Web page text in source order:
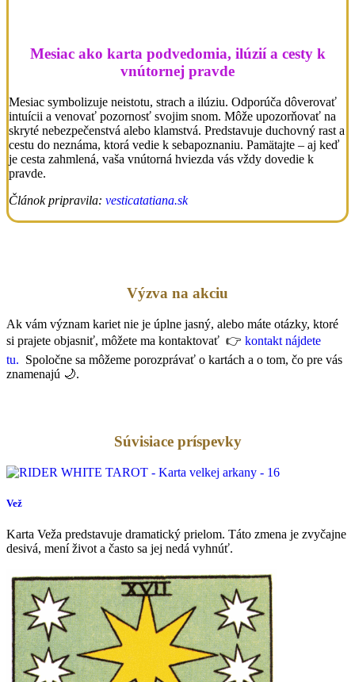
Mesiac ako karta podvedomia, ilúzií a cesty k
vnútornej pravde
Mesiac symbolizuje neistotu, strach a ilúziu. Odporúča dôverovať
intuícii a venovať pozornosť svojim snom. Môže upozorňovať na
skryté nebezpečenstvá alebo klamstvá. Predstavuje duchovný rast a
cestu do neznáma, ktorá vedie k sebapoznaniu. Pamätajte – aj keď
je cesta zahmlená, vaša vnútorná hviezda vás vždy dovedie k
pravde.
Článok pripravila: vesticatatiana.sk
Výzva na akciu
Ak vám význam kariet nie je úplne jasný, alebo máte otázky, ktoré
si prajete objasniť, môžete ma kontaktovať 👉 kontakt nájdete
tu. Spoločne sa môžeme porozprávať o kartách a o tom, čo pre vás
znamenajú 🌙.
Súvisiace príspevky
Vež
Karta Veža predstavuje dramatický prielom. Táto zmena je zvyčajne
desivá, mení život a často sa jej nedá vyhnúť.